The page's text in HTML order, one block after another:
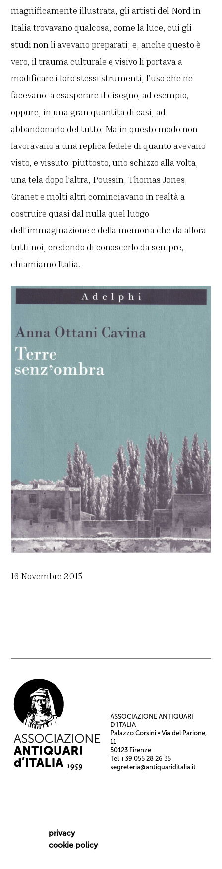
magnificamente illustrata, gli artisti del Nord in
Italia trovavano qualcosa, come la luce, cui gli
studi non li avevano preparati; e, anche questo è
vero, il trauma culturale e visivo li portava a
modificare i loro stessi strumenti, l’uso che ne
facevano: a esasperare il disegno, ad esempio,
oppure, in una gran quantità di casi, ad
abbandonarlo del tutto. Ma in questo modo non
lavoravano a una replica fedele di quanto avevano
visto, e vissuto: piuttosto, uno schizzo alla volta,
una tela dopo l'altra, Poussin, Thomas Jones,
Granet e molti altri cominciavano in realtà a
costruire quasi dal nulla quel luogo
dell'immaginazione e della memoria che da allora
tutti noi, credendo di conoscerlo da sempre,
chiamiamo Italia.
16 Novembre 2015
ASSOCIAZIONE ANTIQUARI
D’ITALIA
Palazzo Corsini • Via del Parione,
11
50123 Firenze
Tel +39 055 28 26 35
segreteria@antiquariditalia.it
privacy
cookie policy